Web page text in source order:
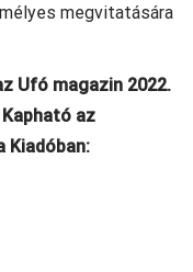
megvitatására
Ufó magazin 2022.
az
Kiadóban: